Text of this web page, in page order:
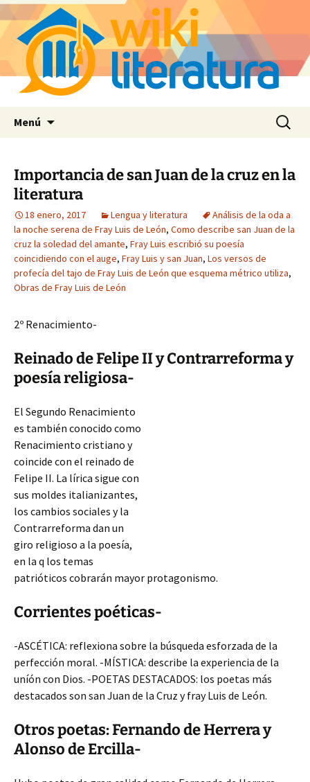
Menú Buscar:
Importancia de san Juan de la cruz en la
literatura
18 enero, 2017 Lengua y literatura
Análisis de la oda a
la noche serena de Fray Luis de León, Como describe san Juan de la
cruz la soledad del amante, Fray Luis escribió su poesía
coincidiendo con el auge, Fray Luis y san Juan, Los versos de
profecía del tajo de Fray Luis de León que esquema métrico utiliza,
Obras de Fray Luis de León
2º Renacimiento-
Reinado de Felipe II y Contrarreforma y
poesía religiosa-
El Segundo Renacimiento
es también conocido como
Renacimiento cristiano y
coincide con el reinado de
Felipe II. La lírica sigue con
sus moldes italianizantes,
los cambios sociales y la
Contrarreforma dan un
giro religioso a la poesía,
en la q los temas
patrióticos cobrarán mayor protagonismo.
Corrientes poéticas-
-ASCÉTICA: reflexiona sobre la búsqueda esforzada de la
perfección moral. -MÍSTICA: describe la experiencia de la
uníón con Dios. -POETAS DESTACADOS: los poetas más
destacados son san Juan de la Cruz y fray Luis de León.
Otros poetas: Fernando de Herrera y
Alonso de Ercilla-